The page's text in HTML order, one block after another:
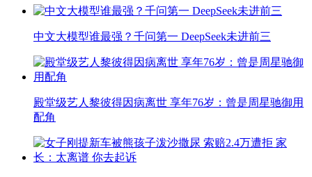
中文大模型谁最强？千问第一 DeepSeek未进前三
殿堂级艺人黎彼得因病离世 享年76岁：曾是周星驰御用
配角